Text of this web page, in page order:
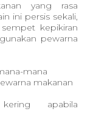
yang rasa
ini persis sekali,
kepikiran
pewarna
mana
makanan
apabila